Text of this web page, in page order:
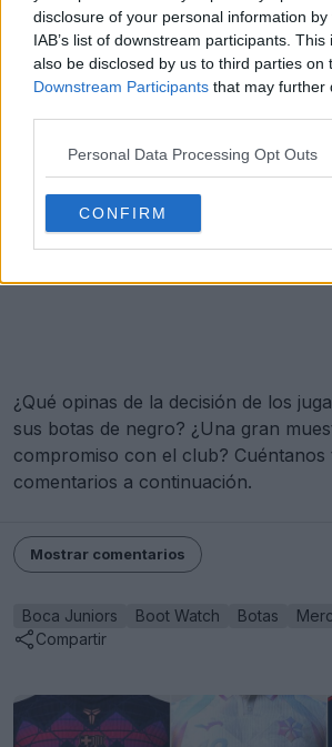
disclosure of your personal information
IAB’s list of downstream participants.
also be disclosed by us to third parties on
Downstream Participants that may further
Personal Data Processing Opt Outs
CONFIRM
¿Qué opinas de la decisión de los
sus botas de negro? ¿Una gran
compromiso con el club?
comentarios a continuación.
Mostrar comentarios
Boca Juniors Boot Watch Botas
Compartir